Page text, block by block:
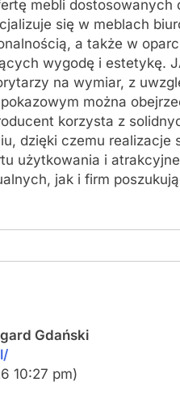
mebli dostosowanych
się w meblach
a także w
wygodę i estetykę.
na wymiar, z
można
korzysta z
dzięki czemu realizacje
użytkowania i
jak i firm
Gdański
10:27 pm)